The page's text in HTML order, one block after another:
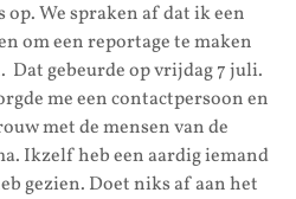
We spraken af dat ik een
om een reportage te maken
gebeurde op vrijdag 7 juli.
me een contactpersoon en
met de mensen van de
Ikzelf heb een aardig iemand
gezien. Doet niks af aan het